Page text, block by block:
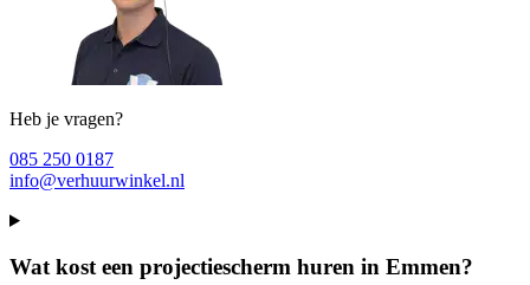
Heb je vragen?
085 250 0187
info@verhuurwinkel.nl
Wat kost een projectiescherm huren in Emmen?